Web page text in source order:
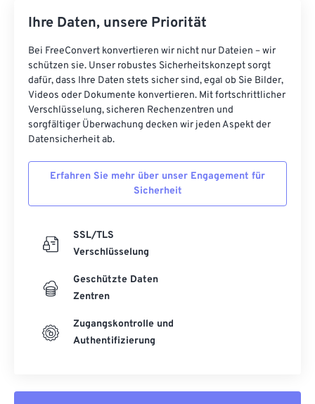
Ihre Daten, unsere Priorität
Bei FreeConvert konvertieren wir nicht nur Dateien – wir
schützen sie. Unser robustes Sicherheitskonzept sorgt
dafür, dass Ihre Daten stets sicher sind, egal ob Sie Bilder,
Videos oder Dokumente konvertieren. Mit fortschrittlicher
Verschlüsselung, sicheren Rechenzentren und
sorgfältiger Überwachung decken wir jeden Aspekt der
Datensicherheit ab.
Erfahren Sie mehr über unser Engagement für
Sicherheit
SSL/TLS
Verschlüsselung
Geschützte Daten
Zentren
Zugangskontrolle und
Authentifizierung